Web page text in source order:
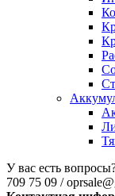
У вас есть
709 75 09 /